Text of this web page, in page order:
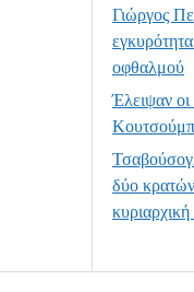
Γιώργος
οφθαλμού
Έλειψαν οι
δύο